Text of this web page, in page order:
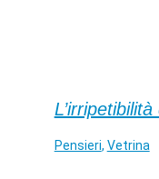
Pensieri, Vetrina